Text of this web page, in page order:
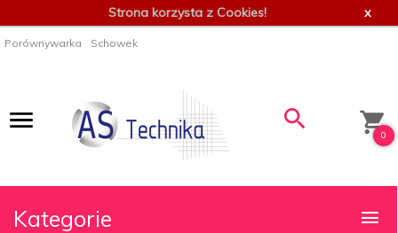
Strona korzysta z Cookies! x
Porównywarka Schowek
0
Kategorie